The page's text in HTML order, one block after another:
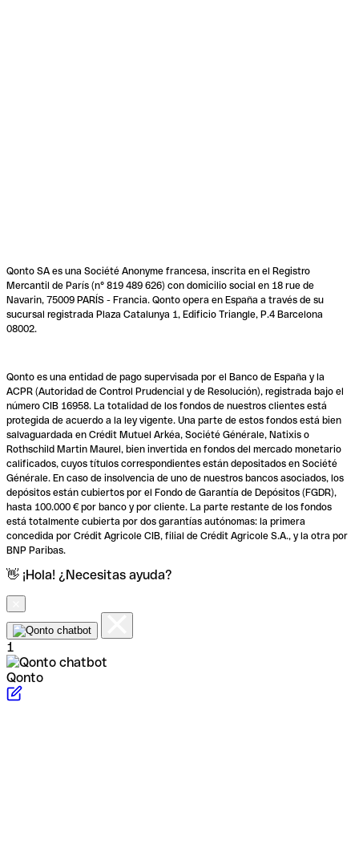
Qonto SA es una Société Anonyme francesa, inscrita en el Registro
Mercantil de París (n° 819 489 626) con domicilio social en 18 rue de
Navarin, 75009 PARÍS - Francia. Qonto opera en España a través de su
sucursal registrada Plaza Catalunya 1, Edificio Triangle, P.4 Barcelona
08002.
Qonto es una entidad de pago supervisada por el Banco de España y la
ACPR (Autoridad de Control Prudencial y de Resolución), registrada bajo el
número CIB 16958. La totalidad de los fondos de nuestros clientes está
protegida de acuerdo a la ley vigente. Una parte de estos fondos está bien
salvaguardada en Crédit Mutuel Arkéa, Société Générale, Natixis o
Rothschild Martin Maurel, bien invertida en fondos del mercado monetario
calificados, cuyos títulos correspondientes están depositados en Société
Générale. En caso de insolvencia de uno de nuestros bancos asociados, los
depósitos están cubiertos por el Fondo de Garantía de Depósitos (FGDR),
hasta 100.000 € por banco y por cliente. La parte restante de los fondos
está totalmente cubierta por dos garantías autónomas: la primera
concedida por Crédit Agricole CIB, filial de Crédit Agricole S.A., y la otra por
BNP Paribas.
👋 ¡Hola! ¿Necesitas ayuda?
1
Qonto